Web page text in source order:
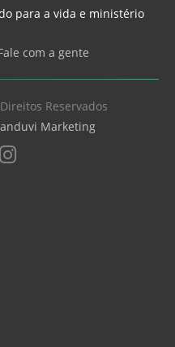
para a vida e ministério
com a gente
Reservados
Marketing